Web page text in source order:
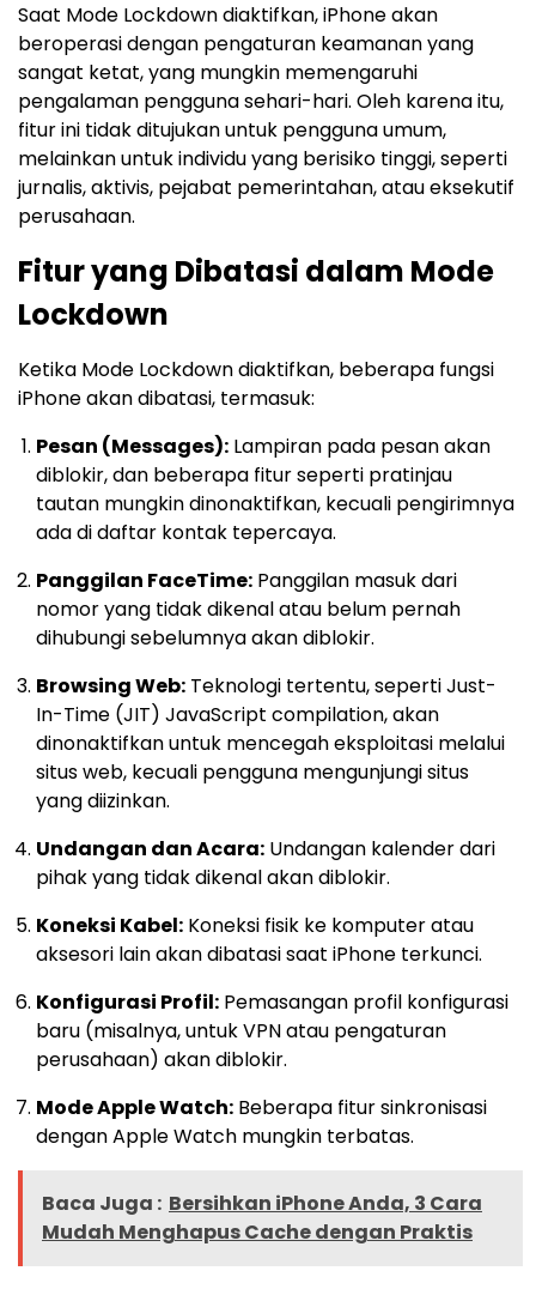
Saat Mode Lockdown diaktifkan, iPhone akan
beroperasi dengan pengaturan keamanan yang
sangat ketat, yang mungkin memengaruhi
pengalaman pengguna sehari-hari. Oleh karena itu,
fitur ini tidak ditujukan untuk pengguna umum,
melainkan untuk individu yang berisiko tinggi, seperti
jurnalis, aktivis, pejabat pemerintahan, atau eksekutif
perusahaan.
Fitur yang Dibatasi dalam Mode
Lockdown
Ketika Mode Lockdown diaktifkan, beberapa fungsi
iPhone akan dibatasi, termasuk:
Pesan (Messages): Lampiran pada pesan akan
diblokir, dan beberapa fitur seperti pratinjau
tautan mungkin dinonaktifkan, kecuali pengirimnya
ada di daftar kontak tepercaya.
Panggilan FaceTime: Panggilan masuk dari
nomor yang tidak dikenal atau belum pernah
dihubungi sebelumnya akan diblokir.
Browsing Web: Teknologi tertentu, seperti Just-
In-Time (JIT) JavaScript compilation, akan
dinonaktifkan untuk mencegah eksploitasi melalui
situs web, kecuali pengguna mengunjungi situs
yang diizinkan.
Undangan dan Acara: Undangan kalender dari
pihak yang tidak dikenal akan diblokir.
Koneksi Kabel: Koneksi fisik ke komputer atau
aksesori lain akan dibatasi saat iPhone terkunci.
Konfigurasi Profil: Pemasangan profil konfigurasi
baru (misalnya, untuk VPN atau pengaturan
perusahaan) akan diblokir.
Mode Apple Watch: Beberapa fitur sinkronisasi
dengan Apple Watch mungkin terbatas.
Baca Juga : Bersihkan iPhone Anda, 3 Cara
Mudah Menghapus Cache dengan Praktis